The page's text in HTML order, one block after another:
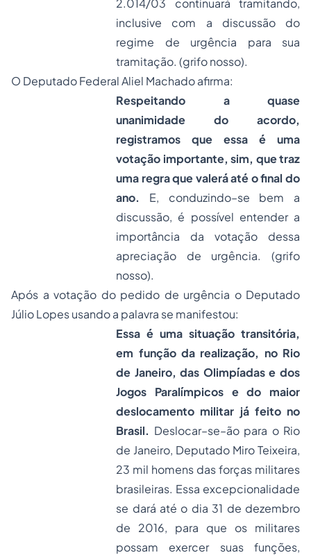
2.014/03 continuará tramitando,
inclusive com a discussão do
regime de urgência para sua
tramitação. (grifo nosso).
O Deputado Federal Aliel Machado afirma:
Respeitando a quase
unanimidade do acordo,
registramos que essa é uma
votação importante, sim, que traz
uma regra que valerá até o final do
ano.
E, conduzindo–se bem a
discussão, é possível entender a
importância da votação dessa
apreciação de urgência. (grifo
nosso).
Após a votação do pedido de urgência o Deputado
Júlio Lopes usando a palavra se manifestou:
Essa é uma situação transitória,
em função da realização, no Rio
de Janeiro, das Olimpíadas e dos
Jogos Paralímpicos e do maior
deslocamento militar já feito no
Brasil. Deslocar–se–ão para o Rio
de Janeiro, Deputado Miro Teixeira,
23 mil homens das forças militares
brasileiras. Essa excepcionalidade
se dará até o dia 31 de dezembro
de 2016, para que os militares
possam exercer suas funções,